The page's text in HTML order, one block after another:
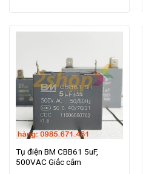
Tụ điện BM CBB61 5uF,
500VAC Giắc cắm